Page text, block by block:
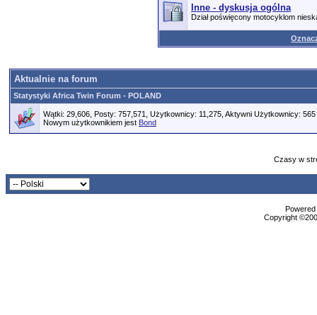
Inne - dyskusja ogólna
Dział poświęcony motocyklom
Aktualnie na forum
Statystyki Africa Twin Forum - POLAND
Wątki: 29,606, Posty: 757,571, Użytkownicy: 11,275, Aktywni Użytkownicy: 565
Nowym użytkownikiem jest Bond
Czasy w
Copyright